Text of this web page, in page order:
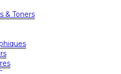
& Toners